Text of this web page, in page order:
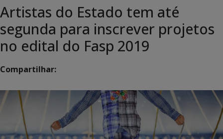
Artistas do Estado tem até
segunda para inscrever projetos
no edital do Fasp 2019
Compartilhar: